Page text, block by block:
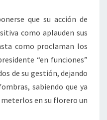
que su acción de
como aplauden sus
como proclaman los
“en funciones”
de su gestión, dejando
sabiendo que ya
en su florero un